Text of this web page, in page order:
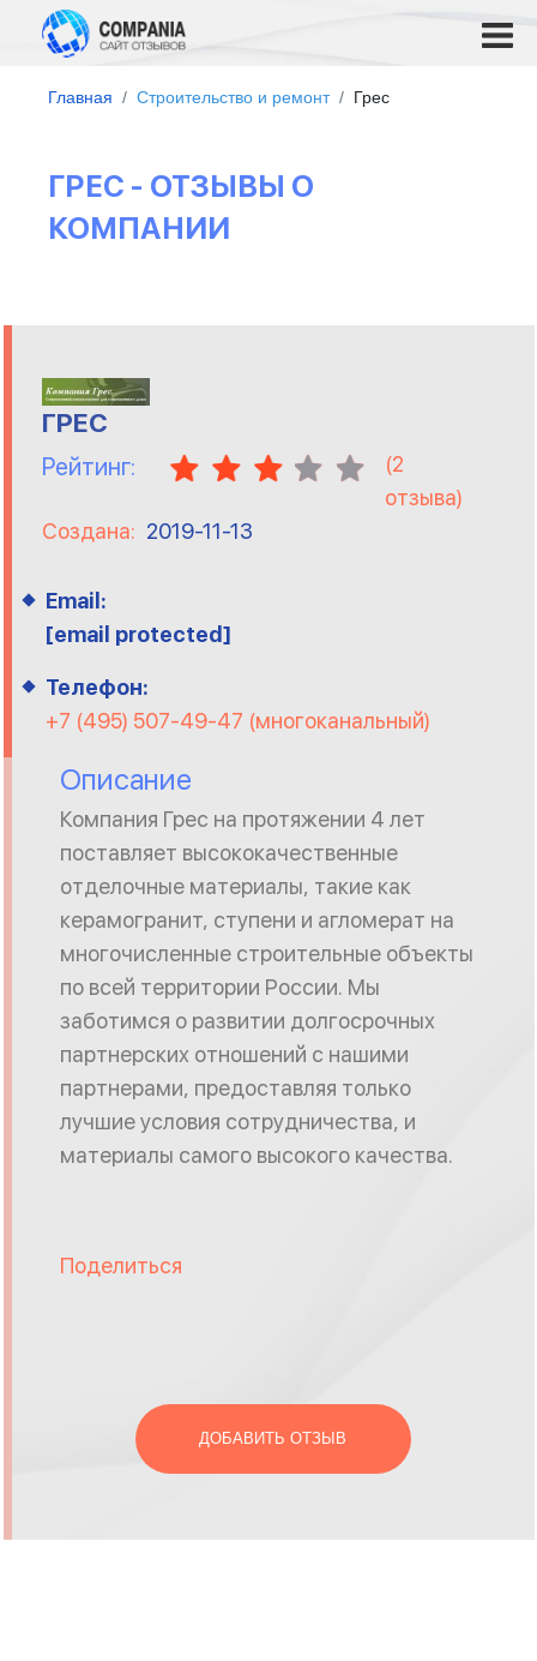
Главная Строительство и ремонт Грес
ГРЕС - ОТЗЫВЫ О
КОМПАНИИ
ГРЕС
Рейтинг: (2
отзыва)
Создана: 2019-11-13
Email:
[email protected]
Телефон:
+7 (495) 507-49-47 (многоканальный)
Описание
Компания Грес на протяжении 4 лет
поставляет высококачественные
отделочные материалы, такие как
керамогранит, ступени и агломерат на
многочисленные строительные объекты
по всей территории России. Мы
заботимся о развитии долгосрочных
партнерских отношений с нашими
партнерами, предоставляя только
лучшие условия сотрудничества, и
материалы самого высокого качества.
Поделиться
ДОБАВИТЬ ОТЗЫВ